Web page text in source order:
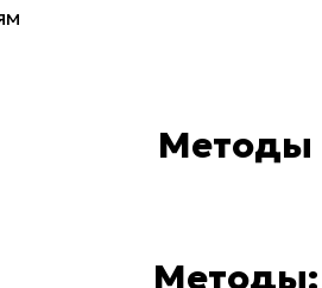
Методы
Методы: